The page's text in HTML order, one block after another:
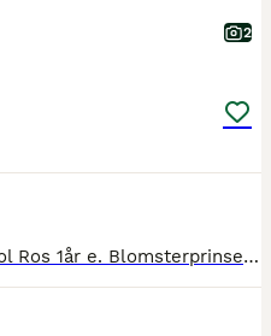
2
Sol Vind 4år 8 starter 1-1-1 rek .32,8 Sol Ros 1år e. Blomsterprinsen. Inkörd. Solpärlas avkommor i startbar ålder har alla segrat. Sol Storm rek.21,9 Sol Bris rek. 26,7 Sol Eld 29,8 Sol Flamma 27,0 S